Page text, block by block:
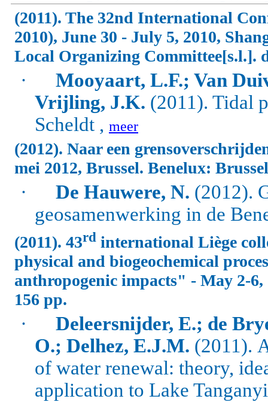
(2011). The 32nd International
2010), June 30 - July 5, 2010,
Local Organizing Committee[s.l.].
·
Mooyaart, L.F.; Van
Vrijling, J.K. (2011). Tidal
Scheldt , meer
(2012). Naar een
mei 2012, Brussel. Benelux:
· De Hauwere, N. (2012).
geosamenwerking in de
(2011). 43rd international Liège
physical and biogeochemical
anthropogenic impacts" - May 2-6,
156 pp.
·
Deleersnijder, E.; de
O.; Delhez, E.J.M. (2011).
of water renewal: theory,
application to Lake